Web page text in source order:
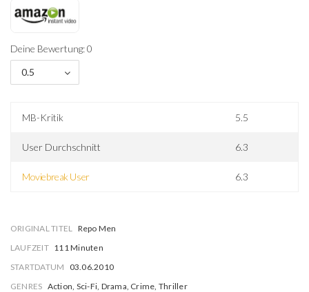
Deine Bewertung: 0
0.5
MB-Kritik 5.5
User Durchschnitt 6.3
Moviebreak User 6.3
ORIGINAL TITEL Repo Men
LAUFZEIT 111 Minuten
STARTDATUM
03.06.2010
GENRES Action, Sci-Fi, Drama, Crime, Thriller